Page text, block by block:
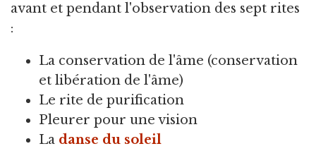
avant et pendant l'observation des sept rites
:
La conservation de l'âme (conservation
et libération de l'âme)
Le rite de purification
Pleurer pour une vision
La danse du soleil